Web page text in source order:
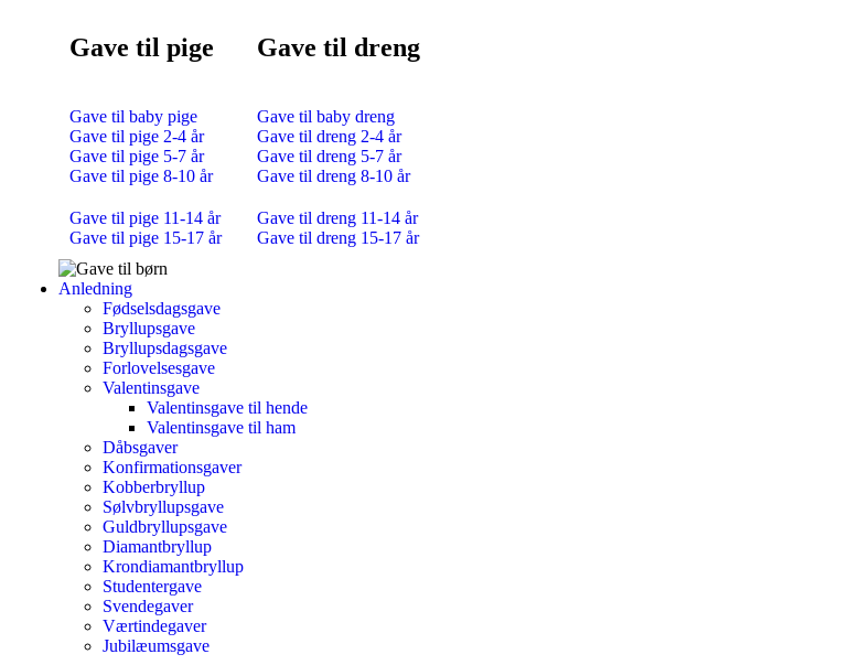
Gave til pige
Gave til baby pige
Gave til pige 2-4 år
Gave til pige 5-7 år
Gave til pige 8-10 år
Gave til pige 11-14 år
Gave til pige 15-17 år
Gave til dreng
Gave til baby dreng
Gave til dreng 2-4 år
Gave til dreng 5-7 år
Gave til dreng 8-10 år
Gave til dreng 11-14 år
Gave til dreng 15-17 år
Anledning
Fødselsdagsgave
Bryllupsgave
Bryllupsdagsgave
Forlovelsesgave
Valentinsgave
Valentinsgave til hende
Valentinsgave til ham
Dåbsgaver
Konfirmationsgaver
Kobberbryllup
Sølvbryllupsgave
Guldbryllupsgave
Diamantbryllup
Krondiamantbryllup
Studentergave
Svendegaver
Værtindegaver
Jubilæumsgave